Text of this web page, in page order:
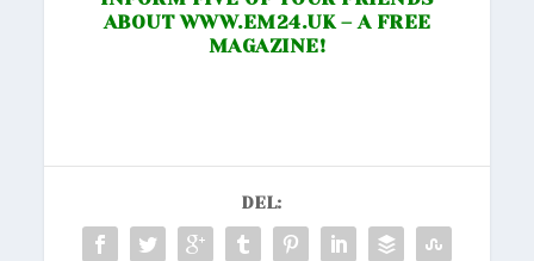
ABOUTWWW.EM24.UK– A FREE
MAGAZINE!
DEL: